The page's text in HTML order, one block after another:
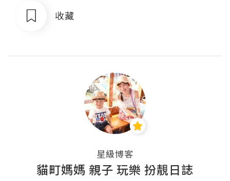
收藏
星級博客
貓町媽媽 親子 玩樂 扮靚日誌